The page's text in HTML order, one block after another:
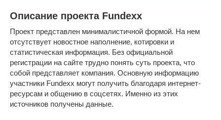
Описание проекта Fundexx
Проект представлен минималистичной формой. На нем
отсутствует новостное наполнение, котировки и
статистическая информация. Без официальной
регистрации на сайте трудно понять суть проекта, что
собой представляет компания. Основную информацию
участники Fundexx могут получить благодаря интернет-
ресурсам и общению в соцсетях. Именно из этих
источников получены данные.